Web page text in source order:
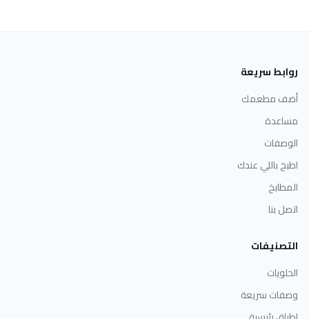
روابط سريعة
أضف مطعمك
مساعدة
الوصفات
اطبخ باللي عندك
المطابخ
اتصل بنا
التصنيفات
الحلويات
وصفات سريعة